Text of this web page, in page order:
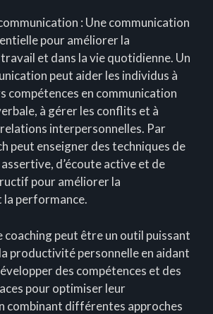
: Une communication
pour améliorer la
et dans la vie quotidienne. Un
peut aider les individus à
compétences en communication
à gérer les conflits et à
interpersonnelles. Par
peut enseigner des techniques de
d’écoute active et de
pour améliorer la
performance.
coaching peut être un outil puissant
productivité personnelle en aidant
des compétences et des
pour optimiser leur
combinant différentes approches